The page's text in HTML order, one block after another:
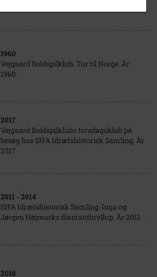
1960
Vejgaard Boldspilklub. Tur til Norge. År
1960
2017
Vejgaard Boldspilklubs torsdagsklub på
besøg hos SIFA Idrætshistorisk Samling. År
2017
2011 - 2014
SIFA Idrætshistorisk Samling. Inga og
Jørgen Højmarks diamantbryllup. År 2011.
2016